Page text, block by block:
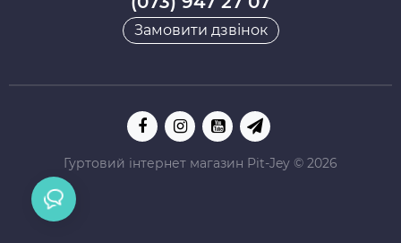
Замовити дзвінок
Гуртовий інтернет магазин Pit-Jey © 2026